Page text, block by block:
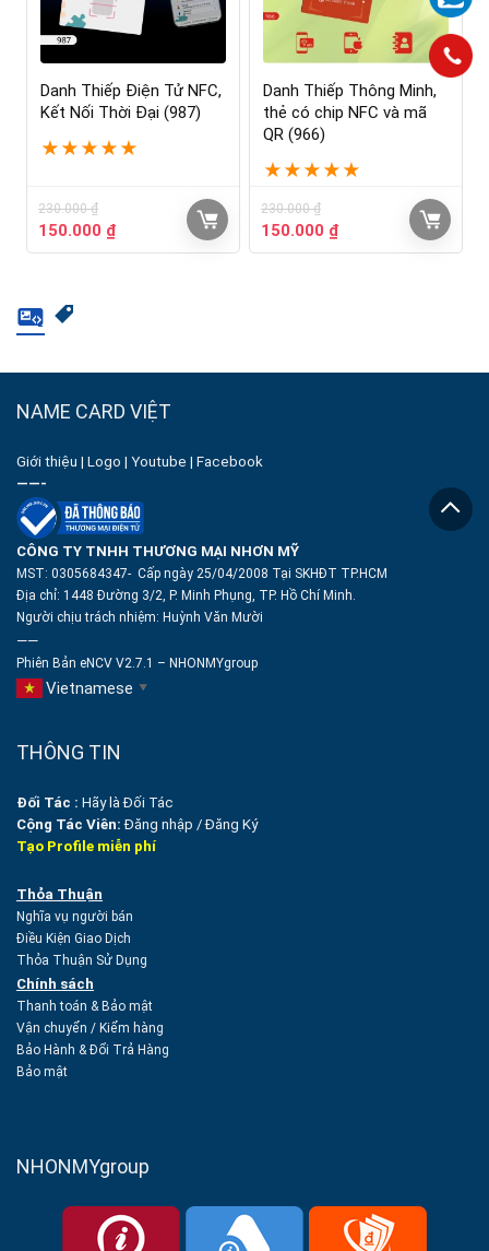
Danh Thiếp Điện Tử NFC,
Kết Nối Thời Đại (987)
★ ★ ★ ★ ★
230.000₫
150.000 ₫
Danh Thiếp Thông Minh,
thẻ có chip NFC và mã
QR (966)
★ ★ ★ ★ ★
230.000₫
150.000 ₫
NAME CARD VIỆT
Giới thiệu | Logo | Youtube | Facebook
——-
CÔNG TY TNHH THƯƠNG MẠI NHƠN MỸ
MST: 0305684347- Cấp ngày 25/04/2008 Tại SKHĐT TP.HCM
Địa chỉ: 1448 Đường 3/2, P. Minh Phụng, TP. Hồ Chí Minh.
Người chịu trách nhiệm: Huỳnh Văn Mười
——
Phiên Bản eNCV V2.7.1 – NHONMYgroup
Vietnamese ▼
THÔNG TIN
Đối Tác : Hãy là Đối Tác
Cộng Tác Viên: Đăng nhập /Đăng Ký
Tạo Profile miễn phí
Thỏa Thuận
Nghĩa vụ người bán
Điều Kiện Giao Dịch
Thỏa Thuận Sử Dụng
Chính sách
Thanh toán & Bảo mật
Vận chuyển / Kiểm hàng
Bảo Hành & Đổi Trả Hàng
Bảo mật
NHONMYgroup